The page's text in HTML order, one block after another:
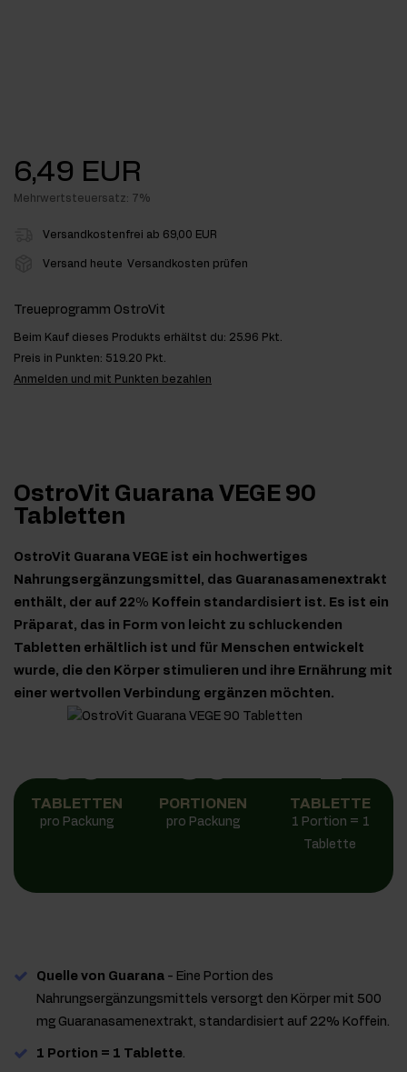
6,49 EUR
Mehrwertsteuersatz: 7%
Versandkostenfrei ab 69,00 EUR
Versand heute Versandkosten prüfen
Treueprogramm OstroVit
Beim Kauf dieses Produkts erhältst du: 25.96 Pkt.
Preis in Punkten: 519.20 Pkt.
Anmelden und mit Punkten bezahlen
OstroVit Guarana VEGE 90
Tabletten
OstroVit Guarana VEGE ist ein hochwertiges
Nahrungsergänzungsmittel, das Guaranasamenextrakt
enthält, der auf 22% Koffein standardisiert ist. Es ist ein
Präparat, das in Form von leicht zu schluckenden
Tabletten erhältlich ist und für Menschen entwickelt
wurde, die den Körper stimulieren und ihre Ernährung mit
einer wertvollen Verbindung ergänzen möchten.
90
TABLETTEN
pro Packung
90
PORTIONEN
pro Packung
1
TABLETTE
1 Portion = 1
Tablette
Quelle von Guarana - Eine Portion des
Nahrungsergänzungsmittels versorgt den Körper mit 500
mg Guaranasamenextrakt, standardisiert auf 22% Koffein.
1 Portion = 1 Tablette.